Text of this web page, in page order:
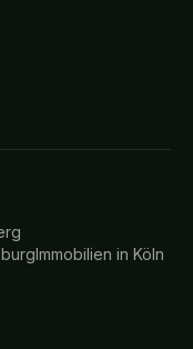
Immobilien in Köln